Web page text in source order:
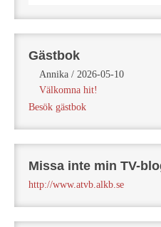
Gästbok
Annika / 2026-05-10
Välkomna hit!
Besök gästbok
Missa inte min TV-
http://www.atvb.alkb.se